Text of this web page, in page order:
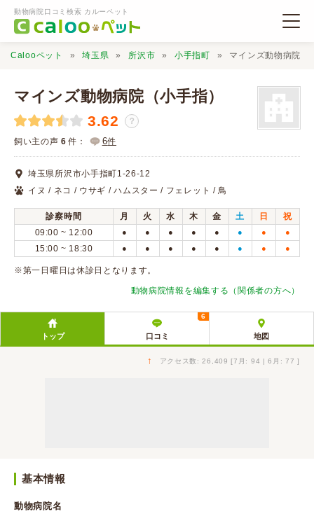
動物病院口コミ検索 カルーペット
動物病院検索
口コミ検索
Calooペットとは？
口コミ投稿
Calooペット 埼玉県 所沢市 小手指町 マインズ動物病院（
マインズ動物病院（小手指）
3.62 ？
飼い主の声 6 件： 6件
埼玉県所沢市小手指町1-26-12
イヌ / ネコ / ウサギ / ハムスター / フェレット / 鳥
診察時間 月 火 水 木 金 土 日
祝
09:00 ~ 12:00
● ● ● ● ● ● ● ●
15:00 ~ 18:30 ● ● ● ● ● ● ● ●
※第一日曜日は休診日となります。
動物病院情報を編集する（関係者の方へ）
トップ 口コミ
6
地図
↑ アクセス数: 26,409 [7月: 94 | 6月: 77 ]
基本情報
動物病院名